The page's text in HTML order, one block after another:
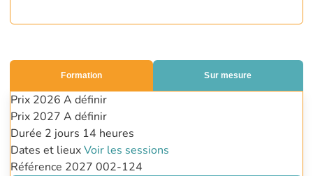
Formation Sur mesure
Prix 2026 A définir
Prix 2027 A définir
Durée 2 jours 14 heures
Dates et lieuxVoir les sessions
Référence 2027 002-124